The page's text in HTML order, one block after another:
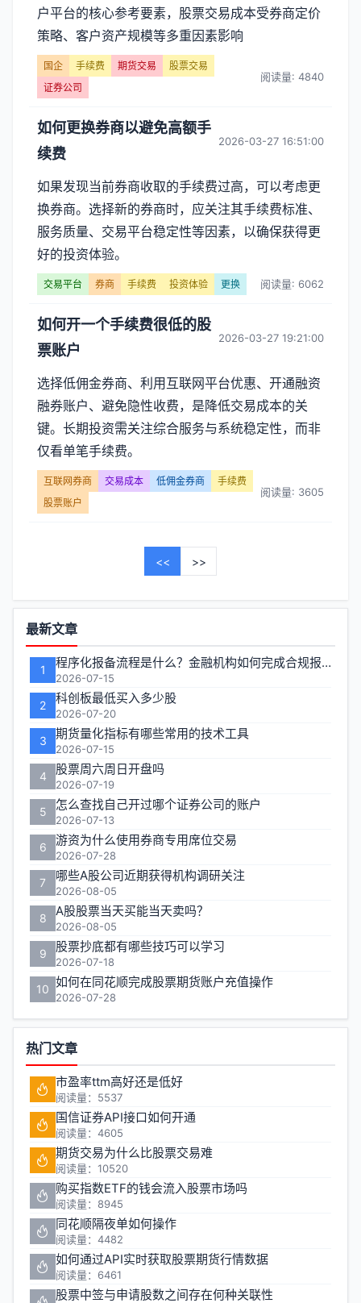
户平台的核心参考要素，股票交易成本受券商定价
策略、客户资产规模等多重因素影响
国企 手续费 期货交易
股票交易
证券公司
阅读量: 4840
如何更换券商以避免高额手
续费
2026-03-27 16:51:00
如果发现当前券商收取的手续费过高，可以考虑更
换券商。选择新的券商时，应关注其手续费标准、
服务质量、交易平台稳定性等因素，以确保获得更
好的投资体验。
交易平台 券商 手续费 投资体验 更换 阅读量: 6062
如何开一个手续费很低的股
票账户
2026-03-27 19:21:00
选择低佣金券商、利用互联网平台优惠、开通融资
融券账户、避免隐性收费，是降低交易成本的关
键。长期投资需关注综合服务与系统稳定性，而非
仅看单笔手续费。
互联网券商 交易成本 低佣金券商
手续费
股票账户
阅读量: 3605
<< >>
功
能
区
最新文章
1 程序化报备流程是什么？金融机构如何完成合规报备
2026-07-15
2 科创板最低买入多少股
2026-07-20
3 期货量化指标有哪些常用的技术工具
2026-07-15
4 股票周六周日开盘吗
2026-07-19
5 怎么查找自己开过哪个证券公司的账户
2026-07-13
6 游资为什么使用券商专用席位交易
2026-07-28
7 哪些A股公司近期获得机构调研关注
2026-08-05
8 A股股票当天买能当天卖吗？
2026-08-05
9 股票抄底都有哪些技巧可以学习
2026-07-18
10 如何在同花顺完成股票期货账户充值操作
2026-07-28
热门文章
市盈率ttm高好还是低好
阅读量：5537
国信证券API接口如何开通
阅读量：4605
期货交易为什么比股票交易难
阅读量：10520
购买指数ETF的钱会流入股票市场吗
阅读量：8945
同花顺隔夜单如何操作
阅读量：4482
如何通过API实时获取股票期货行情数据
阅读量：6461
股票中签与申请股数之间存在何种关联性